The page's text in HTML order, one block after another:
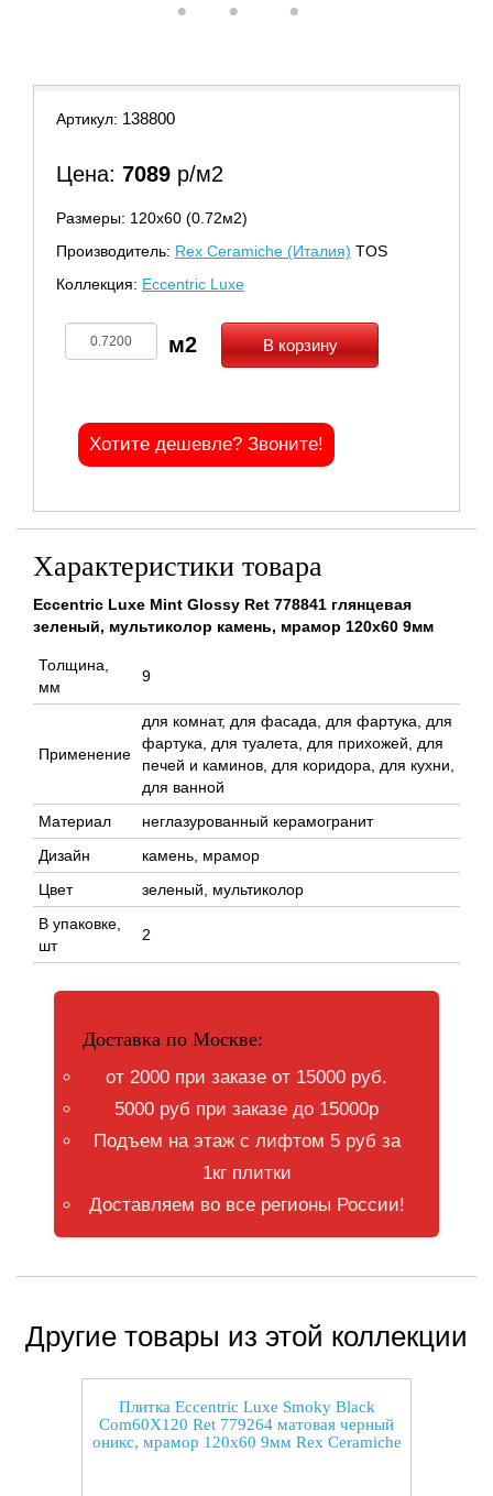
Артикул: 138800
Цена: 7089 р/м2
Размеры: 120х60 (0.72м2)
Производитель: Rex Ceramiche (Италия) TOS
Коллекция: Eccentric Luxe
В корзину
Хотите дешевле? Звоните!
Характеристики товара
Eccentric Luxe Mint Glossy Ret 778841 глянцевая
зеленый, мультиколор камень, мрамор 120x60 9мм
Толщина,
мм
9
Применение
для комнат, для фасада, для фартука, для
фартука, для туалета, для прихожей, для
печей и каминов, для коридора, для кухни,
для ванной
Материал
неглазурованный керамогранит
Дизайн
камень, мрамор
Цвет
зеленый, мультиколор
В упаковке,
шт
2
Доставка по Москве:
от 2000 при заказе от 15000 руб.
5000 руб при заказе до 15000р
Подъем на этаж с лифтом 5 руб за
1кг плитки
Доставляем во все регионы России!
Другие товары из этой коллекции
Плитка Eccentric Luxe Smoky Black
Com60X120 Ret 779264 матовая черный
оникс, мрамор 120x60 9мм Rex Ceramiche